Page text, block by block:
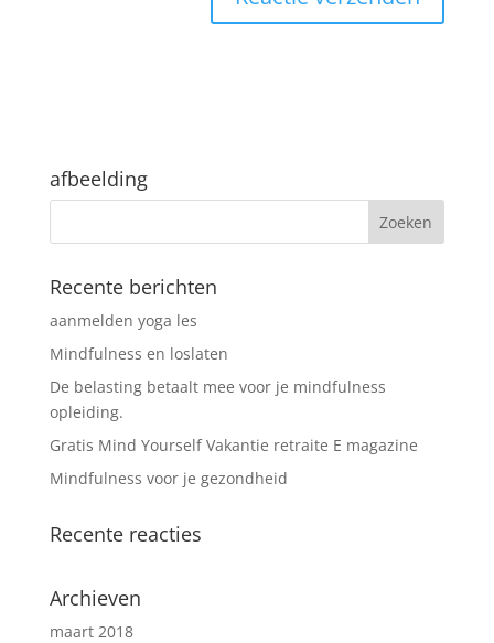
afbeelding
Recente berichten
aanmelden yoga les
Mindfulness en loslaten
De belasting betaalt mee voor je mindfulness
opleiding.
Gratis Mind Yourself Vakantie retraite E magazine
Mindfulness voor je gezondheid
Recente reacties
Archieven
maart 2018